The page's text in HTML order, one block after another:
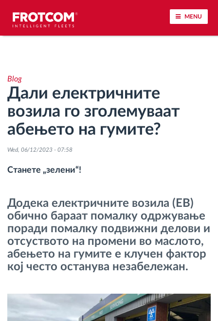
MENU
Анализа на возачкото однесување
Следење на времетраењето на возењето
Управување со работната сила
датотеки
Контрола на пристап
Управување со горивото
Планирање и следење на рутите
Откријте ги сите можности
Blog
Дали електричните
возила го зголемуваат
абењето на гумите?
Wed, 06/12/2023 - 07:58
Станете „зелени“!
Додека електричните возила (ЕВ)
обично бараат помалку одржување
поради помалку подвижни делови и
отсуството на промени во маслото,
абењето на гумите е клучен фактор
кој често останува незабележан.